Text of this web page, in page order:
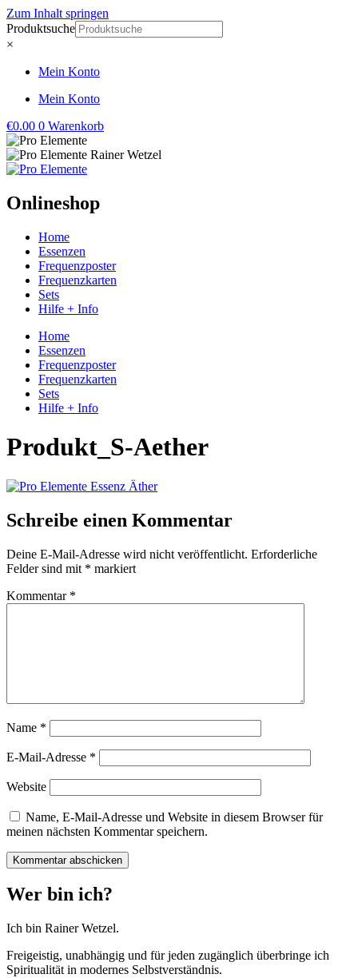
Zum Inhalt springen
Produktsuche
×
Mein Konto
Mein Konto
€0.00 0 Warenkorb
Onlineshop
Home
Essenzen
Frequenzposter
Frequenzkarten
Sets
Hilfe + Info
Home
Essenzen
Frequenzposter
Frequenzkarten
Sets
Hilfe + Info
Produkt_S-Aether
Schreibe einen Kommentar
Deine E-Mail-Adresse wird nicht veröffentlicht. Erforderliche
Felder sind mit * markiert
Kommentar *
Name *
E-Mail-Adresse *
Website
Name, E-Mail-Adresse und Website in diesem Browser für
meinen nächsten Kommentar speichern.
Wer bin ich?
Ich bin Rainer Wetzel.
Freigeistig, unabhängig und für jeden zugänglich überbringe ich
Spiritualität in modernes Selbstverständnis.